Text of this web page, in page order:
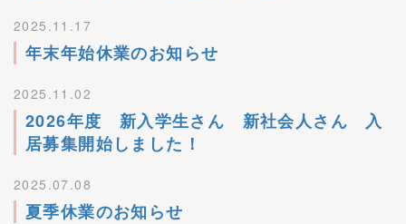
2025.11.17
年末年始休業のお知らせ
2025.11.02
2026年度 新入学生さん 新社会人さん 入
居募集開始しました！
2025.07.08
夏季休業のお知らせ